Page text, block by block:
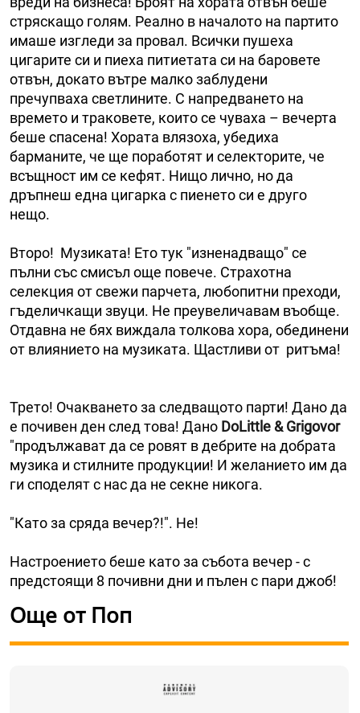
стряскащо голям. Реално в началото на партито
имаше изгледи за провал. Всички пушеха
цигарите си и пиеха питиетата си на баровете
отвън, докато вътре малко заблудени
пречупваха светлините. С напредването на
времето и траковете, които се чуваха – вечерта
беше спасена! Хората влязоха, убедиха
барманите, че ще поработят и селекторите, че
всъщност им се кефят. Нищо лично, но да
дръпнеш една цигарка с пиенето си е друго
нещо.
Второ! Музиката! Ето тук "изненадващо" се
пълни със смисъл още повече. Страхотна
селекция от свежи парчета, любопитни преходи,
гъделичкащи звуци. Не преувеличавам въобще.
Отдавна не бях виждала толкова хора, обединени
от влиянието на музиката. Щастливи от ритъма!
Трето! Очакването за следващото парти! Дано да
е почивен ден след това! Дано DoLittle & Grigovor
"продължават да се ровят в дебрите на добрата
музика и стилните продукции! И желанието им да
ги споделят с нас да не секне никога.
"Като за сряда вечер?!". Не!
Настроението беше като за събота вечер - с
предстоящи 8 почивни дни и пълен с пари джоб!
Още от Поп